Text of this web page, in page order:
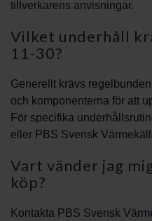
tillverkarens anvisningar.
Vilket underhåll
11-30?
Generellt krävs
och komponenterna för att
För specifika
eller PBS Svensk
Vart vänder jag
köp?
Kontakta PBS Svensk